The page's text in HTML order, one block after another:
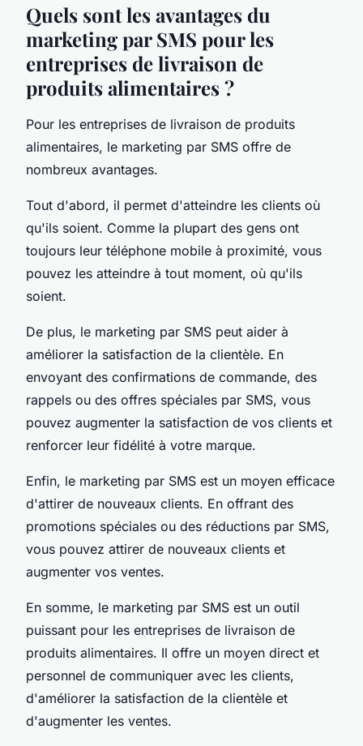
Quels sont les avantages du
marketing par SMS pour les
entreprises de livraison de
produits alimentaires ?
Pour les entreprises de livraison de produits
alimentaires, le marketing par SMS offre de
nombreux avantages.
Tout d'abord, il permet d'atteindre les clients où
qu'ils soient. Comme la plupart des gens ont
toujours leur téléphone mobile à proximité, vous
pouvez les atteindre à tout moment, où qu'ils
soient.
De plus, le marketing par SMS peut aider à
améliorer la satisfaction de la clientèle. En
envoyant des confirmations de commande, des
rappels ou des offres spéciales par SMS, vous
pouvez augmenter la satisfaction de vos clients et
renforcer leur fidélité à votre marque.
Enfin, le marketing par SMS est un moyen efficace
d'attirer de nouveaux clients. En offrant des
promotions spéciales ou des réductions par SMS,
vous pouvez attirer de nouveaux clients et
augmenter vos ventes.
En somme, le marketing par SMS est un outil
puissant pour les entreprises de livraison de
produits alimentaires. Il offre un moyen direct et
personnel de communiquer avec les clients,
d'améliorer la satisfaction de la clientèle et
d'augmenter les ventes.